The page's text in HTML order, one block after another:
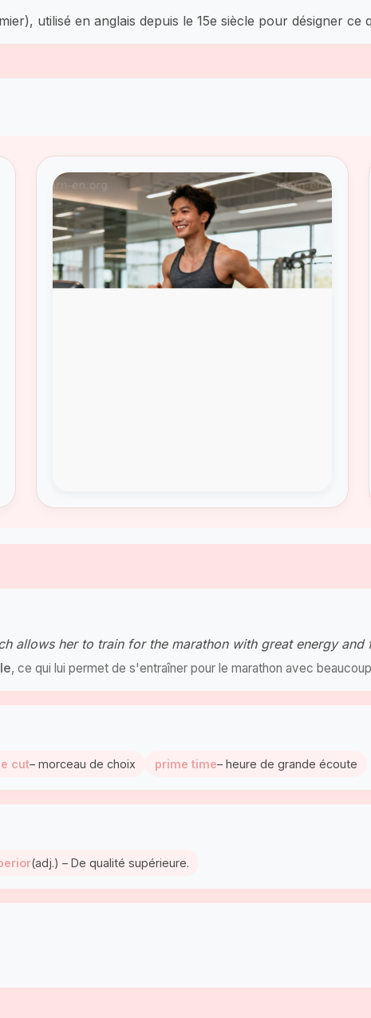
utilisé en anglais depuis le 15e siècle pour désigner ce
allows her to train for the marathon with great energy and
e, ce qui lui permet de s'entraîner pour le marathon avec
cut– morceau de choix prime time– heure de grande écoute
(adj.) – De qualité supérieure.